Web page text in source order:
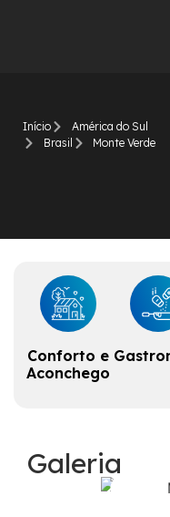
Início
América do Sul
Brasil
Monte Verde
Conforto e
Aconchego
Galeria